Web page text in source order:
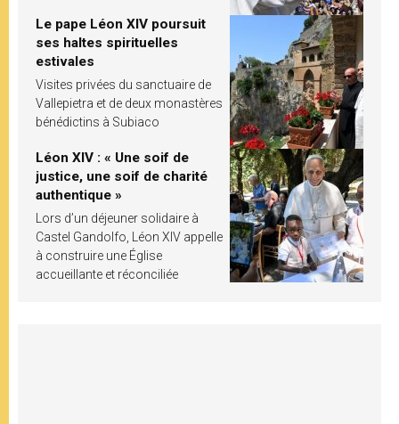
Le pape Léon XIV poursuit
ses haltes spirituelles
estivales
Visites privées du sanctuaire de
Vallepietra et de deux monastères
bénédictins à Subiaco
Léon XIV : « Une soif de
justice, une soif de charité
authentique »
Lors d’un déjeuner solidaire à
Castel Gandolfo, Léon XIV appelle
à construire une Église
accueillante et réconciliée